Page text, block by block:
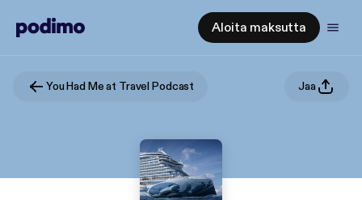
Aloita maksutta
You Had Me at Travel Podcast Jaa